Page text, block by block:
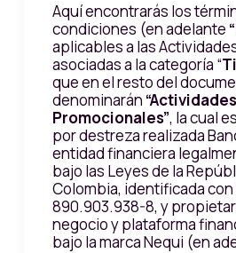
Aquí encontrarás los
condiciones (en adelante
aplicables a las
asociadas a la categoría “
que en el resto del
denominarán “Actividades
Promocionales”, la cual
por destreza realizada
entidad financiera
bajo las Leyes de la
Colombia, identificada con
890.903.938-8, y
negocio y plataforma
bajo la marca Nequi (en